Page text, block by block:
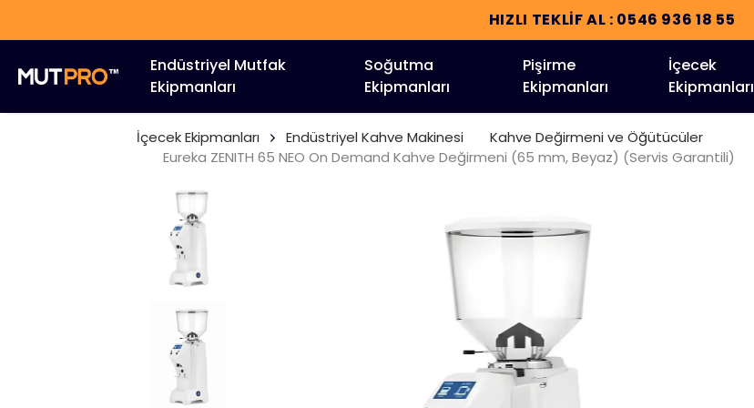
HIZLI TEKLİF AL : 0546 936 18 55
Endüstriyel Mutfak
Ekipmanları
Soğutma
Ekipmanları
Pişirme
Ekipmanları
İçecek
Ekipmanları
İçecek Ekipmanları Endüstriyel Kahve Makinesi
Kahve Değirmeni ve Öğütücüler
Eureka ZENITH 65 NEO On Demand Kahve Değirmeni (65 mm, Beyaz) (Servis Garantili)